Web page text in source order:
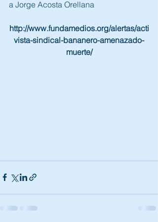
a Jorge Acosta Orellana
http://www.fundamedios.org/alertas/acti
vista-sindical-bananero-amenazado-
muerte/